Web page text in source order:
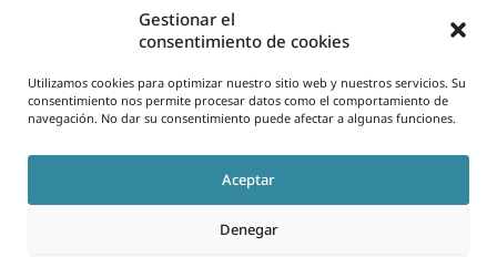
Gestionar el
consentimiento de cookies
Utilizamos cookies para optimizar nuestro sitio web y nuestros servicios. Su
consentimiento nos permite procesar datos como el comportamiento de
navegación. No dar su consentimiento puede afectar a algunas funciones.
Aceptar
Denegar